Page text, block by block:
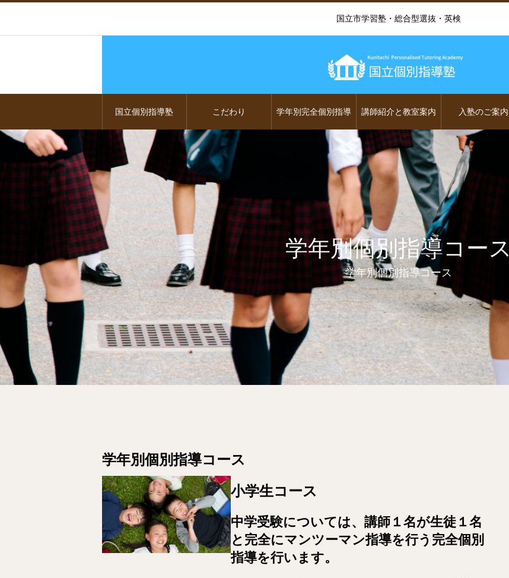
国立市学習塾・総合型選抜・英検
国立個別指導塾 こだわり 学年別完全個別指導 講師紹介と教室案内 入塾のご案内
学年別個別指導コース
学年別個別指導コース
学年別個別指導コース
小学生コース
中学受験については、講師１名が生徒１名
と完全にマンツーマン指導を行う完全個別
指導を行います。